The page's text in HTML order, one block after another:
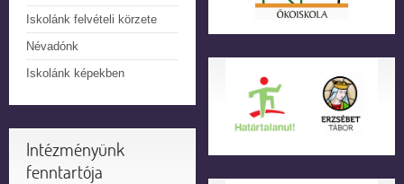
Iskolánk felvételi körzete
Névadónk
Iskolánk képekben
Intézményünk
fenntartója